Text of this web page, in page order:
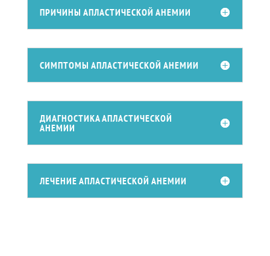
ПРИЧИНЫ АПЛАСТИЧЕСКОЙ АНЕМИИ
СИМПТОМЫ АПЛАСТИЧЕСКОЙ АНЕМИИ
ДИАГНОСТИКА АПЛАСТИЧЕСКОЙ
АНЕМИИ
ЛЕЧЕНИЕ АПЛАСТИЧЕСКОЙ АНЕМИИ